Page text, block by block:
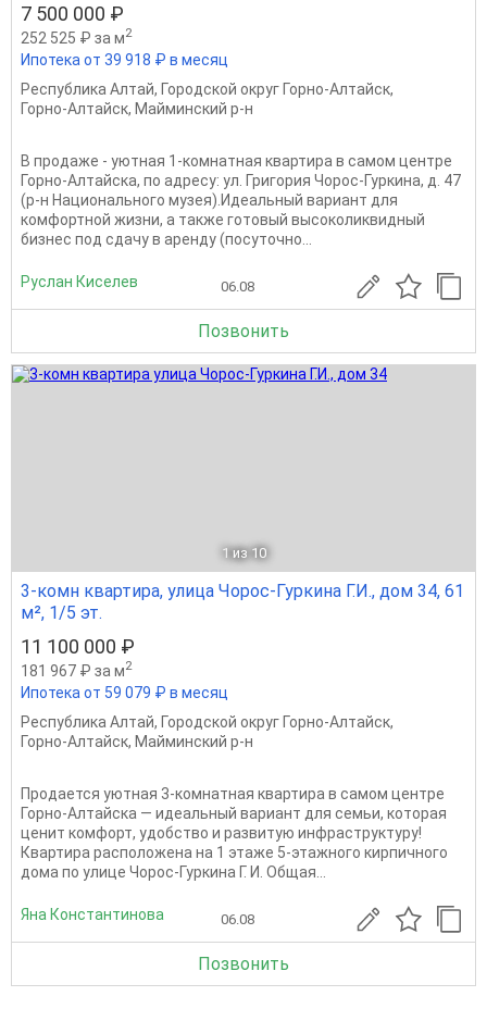
7 500 000 ₽
252 525 ₽ за м2
Ипотека от 39 918 ₽ в месяц
Республика Алтай, Городской округ Горно-Алтайск,
Горно-Алтайск, Майминский р-н
В продаже - уютная 1-комнатная квартира в самом центре
Горно-Алтайска, по адресу: ул. Григория Чорос-Гуркина, д. 47
(р-н Национального музея).Идеальный вариант для
комфортной жизни, а также готовый высоколиквидный
бизнес под сдачу в аренду (посуточно...
Руслан Киселев 06.08
Позвонить
1 из 10
3-комн квартира, улица Чорос-Гуркина Г.И., дом 34, 61
м², 1/5 эт.
11 100 000 ₽
181 967 ₽ за м2
Ипотека от 59 079 ₽ в месяц
Республика Алтай, Городской округ Горно-Алтайск,
Горно-Алтайск, Майминский р-н
Продается уютная 3-комнатная квартира в самом центре
Горно-Алтайска — идеальный вариант для семьи, которая
ценит комфорт, удобство и развитую инфраструктуру!
Квартира расположена на 1 этаже 5-этажного кирпичного
дома по улице Чорос-Гуркина Г. И. Общая...
Яна Константинова 06.08
Позвонить